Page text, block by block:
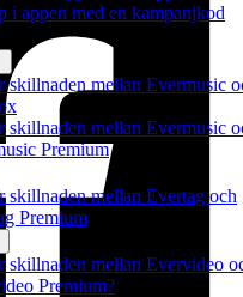
i appen med en kampanjkod
skillnaden mellan Evermusic
skillnaden mellan Evermusic
Premium
skillnaden mellan Evertag och
Premium
skillnaden mellan Evervideo
Premium?